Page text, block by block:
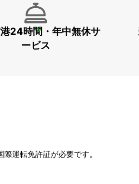
RANDBURG
24時間・年中無休サ
ービス
運転免許証が必要です。